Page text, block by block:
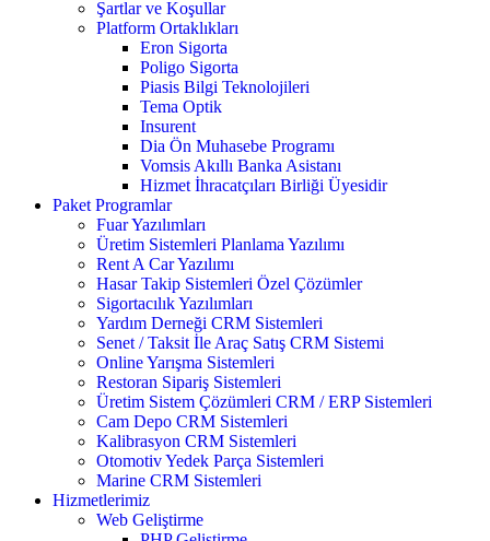
Şartlar ve Koşullar
Platform Ortaklıkları
Eron Sigorta
Poligo Sigorta
Piasis Bilgi Teknolojileri
Tema Optik
Insurent
Dia Ön Muhasebe Programı
Vomsis Akıllı Banka Asistanı
Hizmet İhracatçıları Birliği Üyesidir
Paket Programlar
Fuar Yazılımları
Üretim Sistemleri Planlama Yazılımı
Rent A Car Yazılımı
Hasar Takip Sistemleri Özel Çözümler
Sigortacılık Yazılımları
Yardım Derneği CRM Sistemleri
Senet / Taksit İle Araç Satış CRM Sistemi
Online Yarışma Sistemleri
Restoran Sipariş Sistemleri
Üretim Sistem Çözümleri CRM / ERP Sistemleri
Cam Depo CRM Sistemleri
Kalibrasyon CRM Sistemleri
Otomotiv Yedek Parça Sistemleri
Marine CRM Sistemleri
Hizmetlerimiz
Web Geliştirme